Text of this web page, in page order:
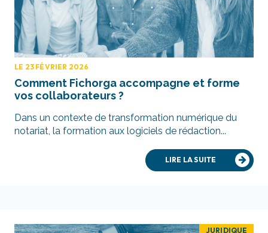
LE 23 FÉVRIER 2026
Comment Fichorga accompagne et forme
vos collaborateurs ?
Dans un contexte de transformation numérique du
notariat, la formation aux logiciels de rédaction...
LIRE LA SUITE
JURIDIQUE